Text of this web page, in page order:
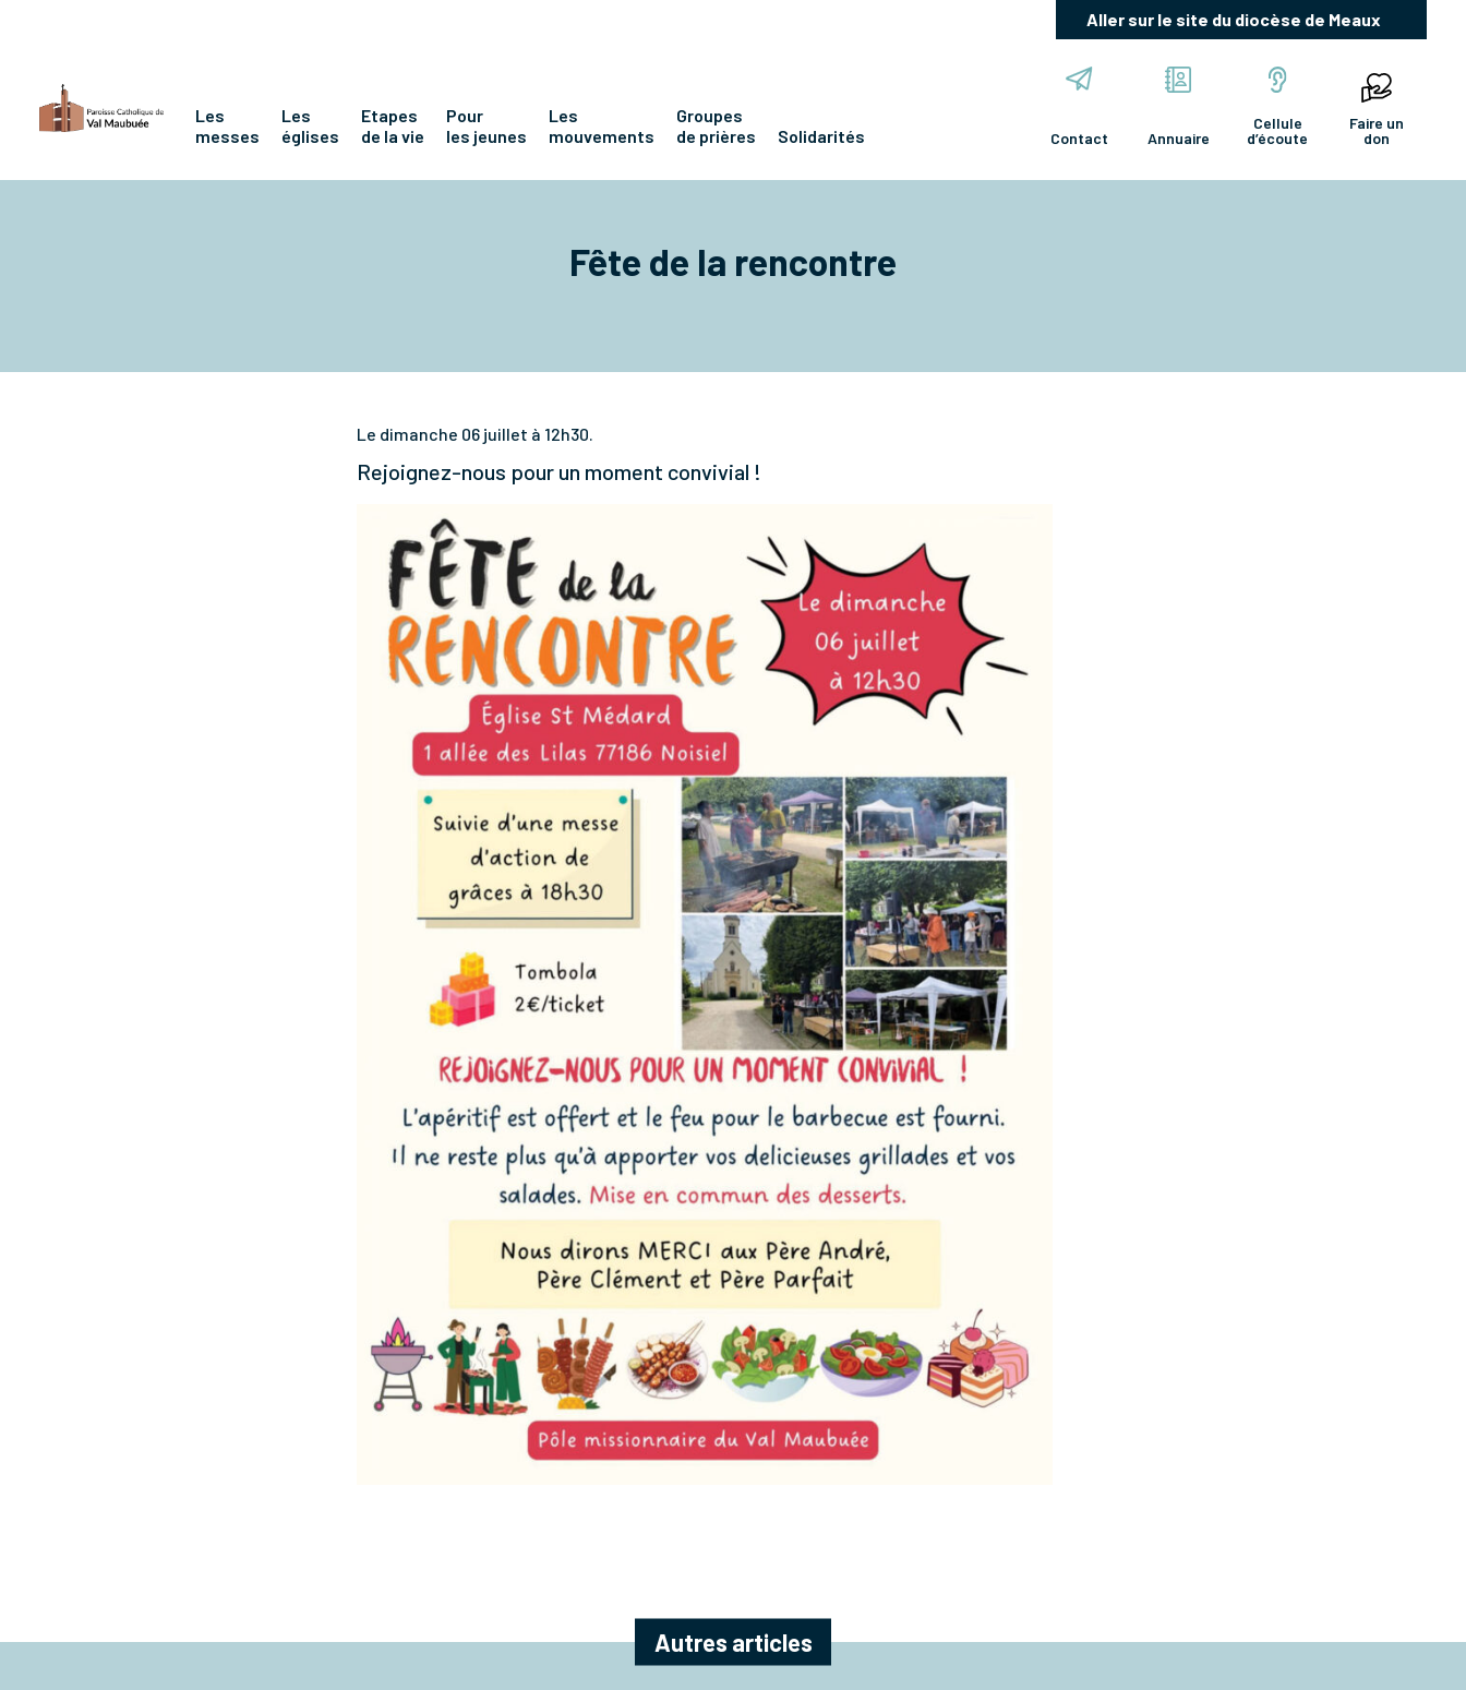
Aller sur le site du diocèse de Meaux
Les
messes
Les
églises
Etapes
de la vie
Pour
les jeunes
Les
mouvements
Groupes
de prières
Solidarités Contact Annuaire
Cellule
d’écoute
Faire un
don
Fête de la rencontre
Le dimanche 06 juillet à 12h30.
Rejoignez-nous pour un moment convivial !
Autres articles